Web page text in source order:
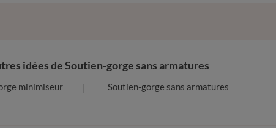
idées de Soutien-gorge sans armatures
minimiseur Soutien-gorge sans armatures